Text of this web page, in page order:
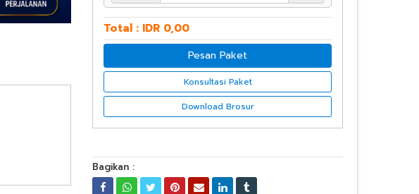
jkt
Total : IDR 0,00
Pesan Paket
Konsultasi Paket
Download Brosur
Bagikan :